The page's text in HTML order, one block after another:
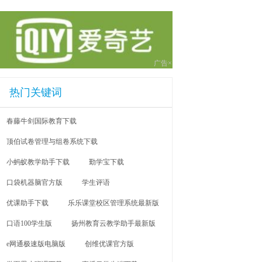
广告×
热门关键词
春藤牛剑国际教育下载
顶伯试卷管理与组卷系统下载
小蚂蚁教学助手下载 勤学宝下载
口袋机器脑官方版 学生评语
优课助手下载 乐乐课堂校区管理系统最新版
口语100学生版 扬州教育云教学助手最新版
e网通极速版电脑版 创维优课官方版